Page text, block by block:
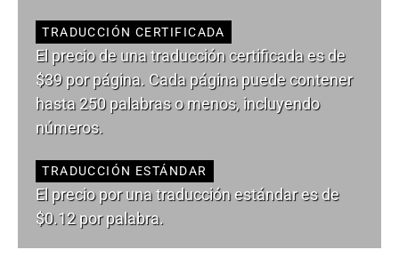
TRADUCCIÓN CERTIFICADA
El precio de una traducción certificada es de
$39 por página. Cada página puede contener
hasta 250 palabras o menos, incluyendo
números.
TRADUCCIÓN ESTÁNDAR
El precio por una traducción estándar es de
$0.12 por palabra.